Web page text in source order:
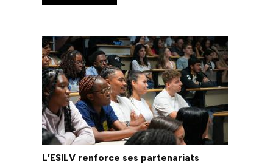
L’ESILV renforce ses partenariats